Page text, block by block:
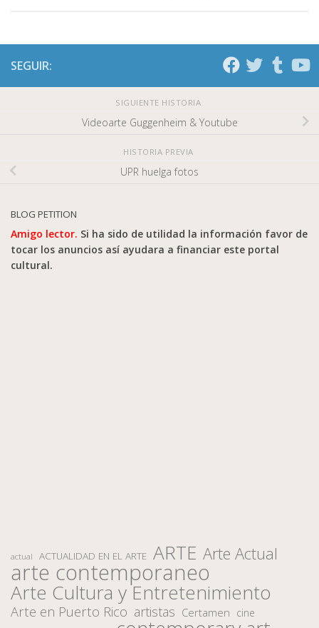
SEGUIR:
SIGUIENTE HISTORIA
Videoarte Guggenheim & Youtube
HISTORIA PREVIA
UPR huelga fotos
BLOG PETITION
Amigo lector. Si ha sido de utilidad la información favor de
tocar los anuncios así ayudara a financiar este portal
cultural.
actual ACTUALIDAD EN EL ARTE ARTE Arte Actual
arte contemporaneo
Arte Cultura y Entretenimiento
Arte en Puerto Rico artistas Certamen cine